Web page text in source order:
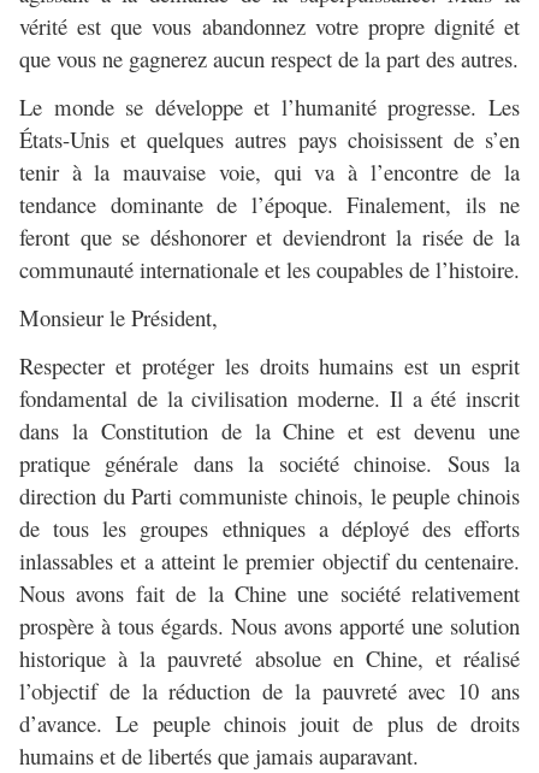
vérité est que vous abandonnez votre propre dignité et
que vous ne gagnerez aucun respect de la part des autres.
Le monde se développe et l’humanité progresse. Les
États-Unis et quelques autres pays choisissent de s’en
tenir à la mauvaise voie, qui va à l’encontre de la
tendance dominante de l’époque. Finalement, ils ne
feront que se déshonorer et deviendront la risée de la
communauté internationale et les coupables de l’histoire.
Monsieur le Président,
Respecter et protéger les droits humains est un esprit
fondamental de la civilisation moderne. Il a été inscrit
dans la Constitution de la Chine et est devenu une
pratique générale dans la société chinoise. Sous la
direction du Parti communiste chinois, le peuple chinois
de tous les groupes ethniques a déployé des efforts
inlassables et a atteint le premier objectif du centenaire.
Nous avons fait de la Chine une société relativement
prospère à tous égards. Nous avons apporté une solution
historique à la pauvreté absolue en Chine, et réalisé
l’objectif de la réduction de la pauvreté avec 10 ans
d’avance. Le peuple chinois jouit de plus de droits
humains et de libertés que jamais auparavant.